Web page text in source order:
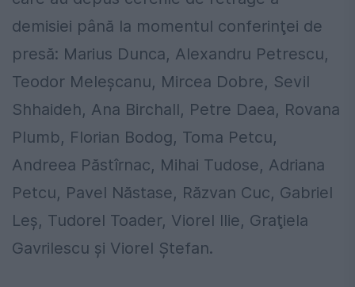
demisiei până la momentul conferinţei de
presă: Marius Dunca, Alexandru Petrescu,
Teodor Meleşcanu, Mircea Dobre, Sevil
Shhaideh, Ana Birchall, Petre Daea, Rovana
Plumb, Florian Bodog, Toma Petcu,
Andreea Păstîrnac, Mihai Tudose, Adriana
Petcu, Pavel Năstase, Răzvan Cuc, Gabriel
Leş, Tudorel Toader, Viorel Ilie, Graţiela
Gavrilescu şi Viorel Ştefan.